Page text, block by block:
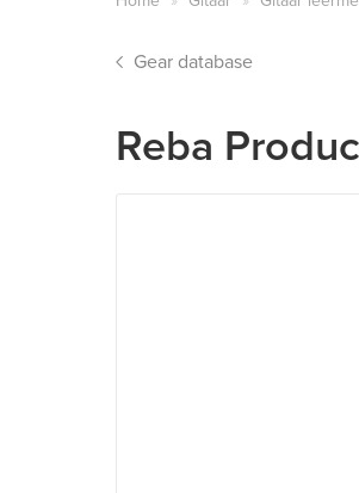
Gear database
Reba